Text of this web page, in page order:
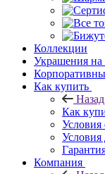
Коллекции
Украшения на
Как купить
Назад
Как
Условия
Условия
Компания